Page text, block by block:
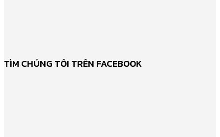
TÌM CHÚNG TÔI TRÊN FACEBOOK